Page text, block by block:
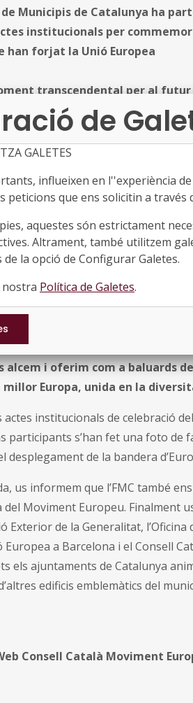
Municipis de Catalunya ha
institucionals per
han forjat la Unió Europea
transcendental per al futur
que mai i, per això, el
un projecte compartit,
l’FMC i alcalde de Mataró, David
són el primer esglaó de la
les polítiques comunitàries
els valors europeus i on es
Des de la cohesió social
ha estat clau”.
defensar amb una sola veu
la Federació de Municipis de
de Barcelona han consensuat un
amb el projecte europeu.
alcem i oferim com a baluards
millor Europa, unida en la
actes institucionals de celebració
participants s’han fet una foto de
desplegament de la bandera
us informem que l’FMC també
del Moviment Europeu. Finalment
Exterior de la Generalitat,
Europea a Barcelona i el Consell
els ajuntaments de Catalunya
edificis emblemàtics del
Consell Català Moviment
de
GALETES
influeixen en l''experiència
peticions que ens solicitin a través
aquestes són estrictament
Altrament, també utilitzem
la opció de Configurar Galetes.
nostra Política de Galetes.